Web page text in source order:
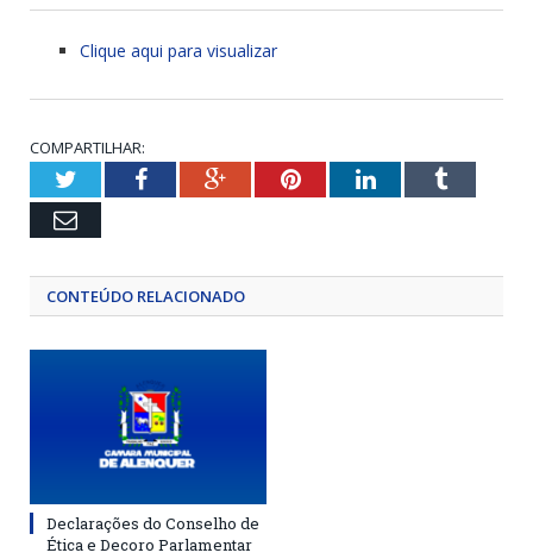
Clique aqui para visualizar
COMPARTILHAR:
TwitterFacebookGoogle+PinterestLinkedInTumblr
Email
CONTEÚDO RELACIONADO
Declarações do Conselho de
Ética e Decoro Parlamentar